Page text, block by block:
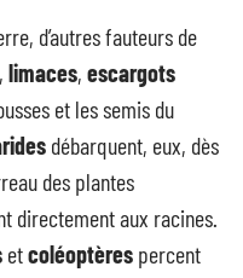
d’autres fauteurs de
limaces, escargots
et les semis du
débarquent, eux, dès
des plantes
directement aux racines.
etcoléoptères percent